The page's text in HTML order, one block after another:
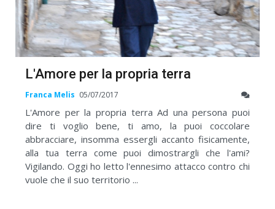
L'Amore per la propria terra
Franca Melis 05/07/2017
L'Amore per la propria terra Ad una persona puoi
dire ti voglio bene, ti amo, la puoi coccolare
abbracciare, insomma essergli accanto fisicamente,
alla tua terra come puoi dimostrargli che l'ami?
Vigilando. Oggi ho letto l'ennesimo attacco contro chi
vuole che il suo territorio ...